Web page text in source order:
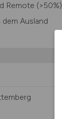
Remote (>50%)
Ausland